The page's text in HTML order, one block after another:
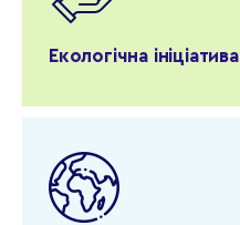
Екологічна ініціатива